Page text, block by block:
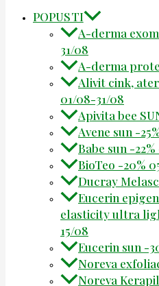
POPUSTI
A-derma
31/08
A-derma
Alivit cink,
01/08-31/08
Apivita bee
Avene sun -
Babe sun -
BioTeo -20%
Ducray
Eucerin
elasticity ultra
15/08
Eucerin sun -
Noreva
Noreva